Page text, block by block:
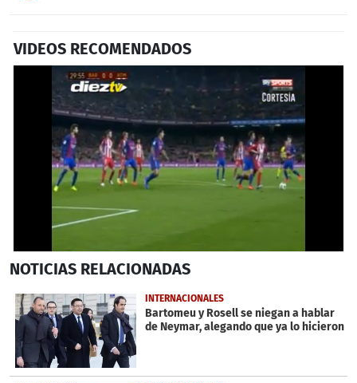
VIDEOS RECOMENDADOS
seconds
2
minutes,
52
seconds
NOTICIAS RELACIONADAS
INTERNACIONALES
Bartomeu y Rosell se niegan a hablar
de Neymar, alegando que ya lo hicieron